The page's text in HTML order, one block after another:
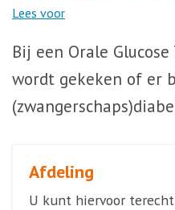
Lees voor
Bij een Orale Glucose
wordt gekeken of er
Afdeling
U kunt hiervoor